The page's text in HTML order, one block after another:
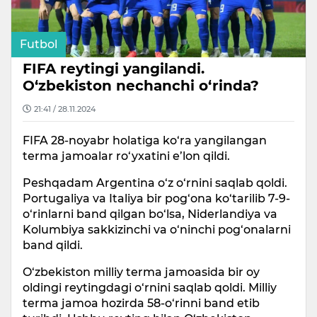
Futbol
FIFA reytingi yangilandi.
O‘zbekiston nechanchi o‘rinda?
21:41 / 28.11.2024
FIFA 28-noyabr holatiga ko‘ra yangilangan
terma jamoalar ro‘yxatini e’lon qildi.
Peshqadam Argentina o‘z o‘rnini saqlab qoldi.
Portugaliya va Italiya bir pog‘ona ko‘tarilib 7-9-
o‘rinlarni band qilgan bo‘lsa, Niderlandiya va
Kolumbiya sakkizinchi va o‘ninchi pog‘onalarni
band qildi.
O‘zbekiston milliy terma jamoasida bir oy
oldingi reytingdagi o‘rnini saqlab qoldi. Milliy
terma jamoa hozirda 58-o‘rinni band etib